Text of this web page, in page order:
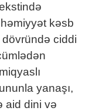
kəsb
ciddi
yanaşı,
aid dini və